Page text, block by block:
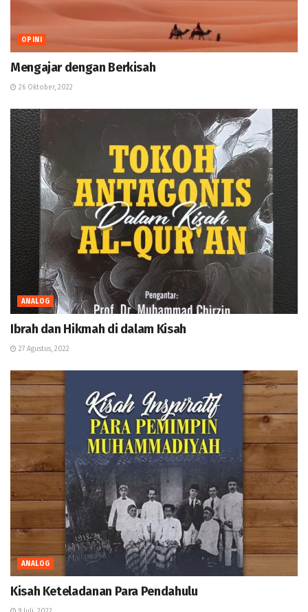
OPINI
Mengajar dengan Berkisah
26 Oktober, 2022
ANALOG
Ibrah dan Hikmah di dalam Kisah
27 Agustus, 2022
ANALOG
Kisah Keteladanan Para Pendahulu